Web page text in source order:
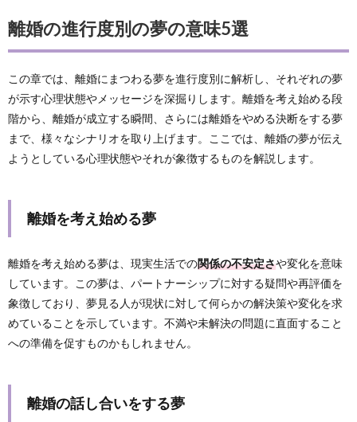
離婚の進行度別の夢の意味5選
この章では、離婚にまつわる夢を進行度別に解析し、それぞれの夢
が示す心理状態やメッセージを深掘りします。離婚を考え始める段
階から、離婚が成立する瞬間、さらには離婚をやめる決断をする夢
まで、様々なシナリオを取り上げます。ここでは、離婚の夢が伝え
ようとしている心理状態やそれが象徴するものを解説します。
離婚を考え始める夢
離婚を考え始める夢は、現実生活での関係の不安定さや変化を意味
しています。この夢は、パートナーシップに対する疑問や再評価を
象徴しており、夢見る人が現状に対して何らかの解決策や変化を求
めていることを示しています。不満や未解決の問題に直面すること
への準備を促すものかもしれません。
離婚の話し合いをする夢